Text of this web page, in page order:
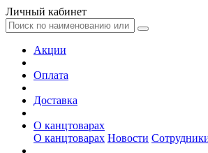
Личный кабинет
Акции
Оплата
Доставка
О канцтоварах
О канцтоварах Новости